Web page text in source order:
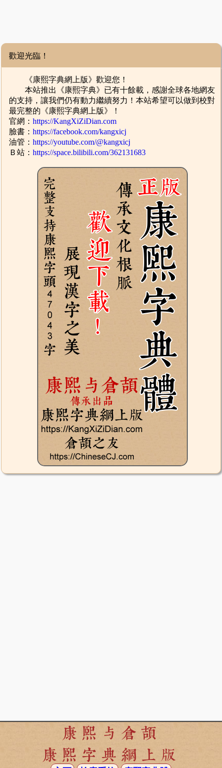
歡迎光臨！
《康熙字典網上版》歡迎您！
本站推出《康熙字典》已有十餘載，感謝全球各地網友
的支持，讓我們仍有動力繼續努力！本站希望可以做到校對
最完整的《康熙字典網上版》！
官網：https://KangXiZiDian.com
臉書：https://facebook.com/kangxicj
油管：https://youtube.com/@kangxicj
Ｂ站：https://space.bilibili.com/362131683
康熙与倉頡
康熙字典網上版